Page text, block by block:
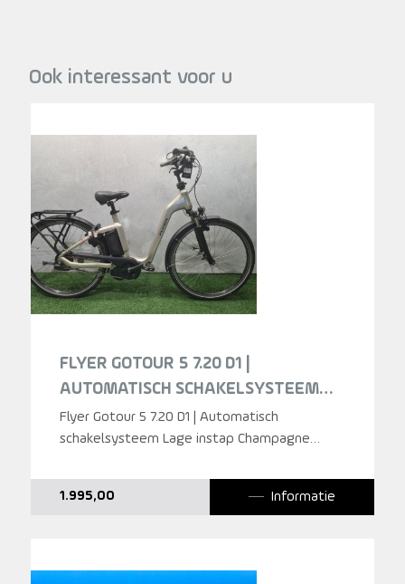
Ook interessant voor u
FLYER GOTOUR 5 7.20 D1 |
AUTOMATISCH SCHAKELSYSTEEM
CHAMPAGNE LAGE INSTAP 2019
Flyer Gotour 5 7.20 D1 | Automatisch
schakelsysteem Lage instap Champagne
1.995,00 Informatie